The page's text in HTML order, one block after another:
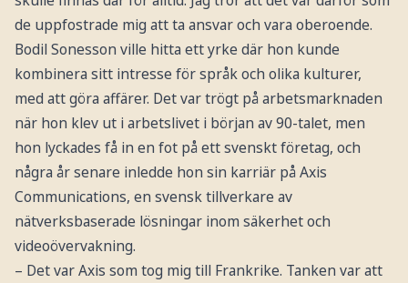
de uppfostrade mig att ta ansvar och vara oberoende.
Bodil Sonesson ville hitta ett yrke där hon kunde
kombinera sitt intresse för språk och olika kulturer,
med att göra affärer. Det var trögt på arbetsmarknaden
när hon klev ut i arbetslivet i början av 90-talet, men
hon lyckades få in en fot på ett svenskt företag, och
några år senare inledde hon sin karriär på Axis
Communications, en svensk tillverkare av
nätverksbaserade lösningar inom säkerhet och
videoövervakning.
– Det var Axis som tog mig till Frankrike. Tanken var att